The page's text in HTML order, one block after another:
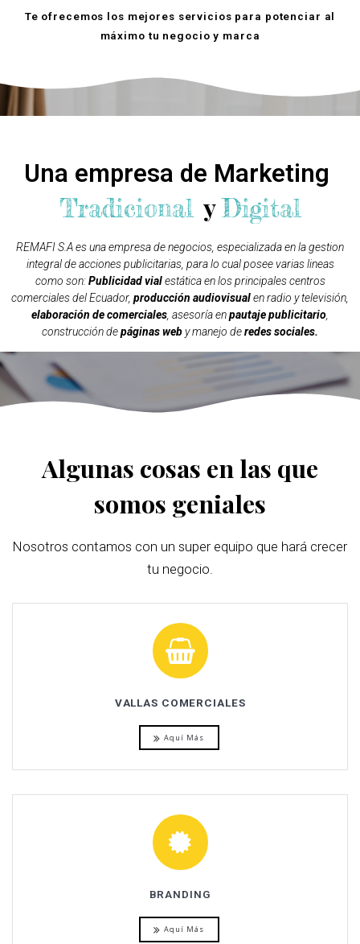
Te ofrecemos los mejores servicios para potenciar al
máximo tu negocio y marca
Una empresa de Marketing
Tradicional yDigital
REMAFI S.A es una empresa de negocios, especializada en la gestion
integral de acciones publicitarias, para lo cual posee varias lineas
como son:Publicidad vialestática en los principales centros
comerciales del Ecuador, producción audiovisualen radio y televisión,
elaboración de comerciales , asesoría enpautaje publicitario
construcción depáginas weby manejo deredes sociales.
Algunas cosas en las que
somos geniales
Nosotros contamos con un super equipo que hará crecer
tu negocio.
VALLAS COMERCIALES
Aquí Más
BRANDING
Aquí Más